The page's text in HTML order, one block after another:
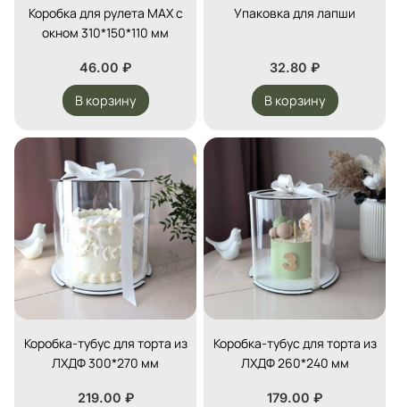
Коробка для рулета MAX с
окном 310*150*110 мм
46.00 ₽
В корзину
Упаковка для лапши
32.80 ₽
В корзину
Коробка-тубус для торта из
ЛХДФ 300*270 мм
219.00 ₽
Коробка-тубус для торта из
ЛХДФ 260*240 мм
179.00 ₽